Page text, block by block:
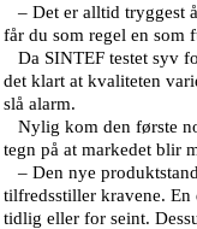
– Det er alltid tryggest
får du som regel en som
Da SINTEF testet syv
det klart at kvaliteten
slå alarm.
Nylig kom den første
tegn på at markedet blir
– Den nye
tilfredsstiller kravene.
tidlig eller for seint.